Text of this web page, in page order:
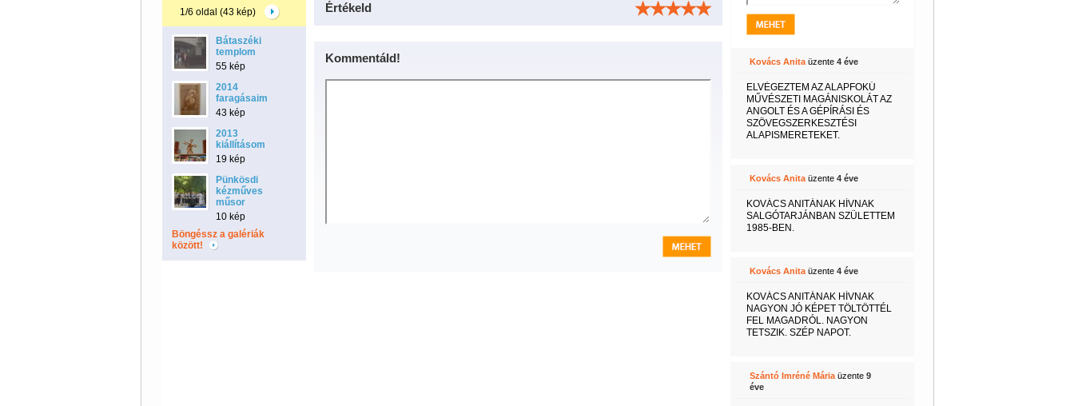
1/6 oldal (43 kép)
Bátaszéki
templom
55 kép
2014
faragásaim
43 kép
2013
kiállításom
19 kép
Pünkösdi
kézműves
műsor
10 kép
Böngéssz a galériák
között!
Értékeld
Kommentáld! Kovács Anitaüzente 4 éve
ELVÉGEZTEM AZ ALAPFOKÚ
MŰVÉSZETI MAGÁNISKOLÁT AZ
ANGOLT ÉS A GÉPÍRÁSI ÉS
SZÖVEGSZERKESZTÉSI
ALAPISMERETEKET.
Kovács Anitaüzente 4 éve
KOVÁCS ANITÁNAK HÍVNAK
SALGÓTARJÁNBAN SZÜLETTEM
1985-BEN.
Kovács Anitaüzente 4 éve
KOVÁCS ANITÁNAK HÍVNAK
NAGYON JÓ KÉPET TÖLTÖTTÉL
FEL MAGADRÓL. NAGYON
TETSZIK. SZÉP NAPOT.
Szántó Imréné Máriaüzente 9
éve